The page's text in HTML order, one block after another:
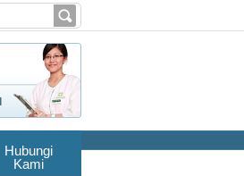
Hubungi
Kami